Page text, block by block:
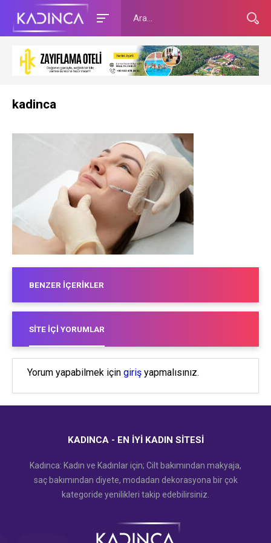
kadinca
BENZER İÇERIKLER
SITE İÇI YORUMLAR
Yorum yapabilmek için giriş yapmalısınız.
KADINCA - EN İYI KADIN SITESI
Kadınca: Kadın ve Kadınlar için; Cilt bakımından makyaja,
saç bakımından diyete, modadan dekorasyona bir çok
kategoride yenilikleri takip edebilirsiniz.